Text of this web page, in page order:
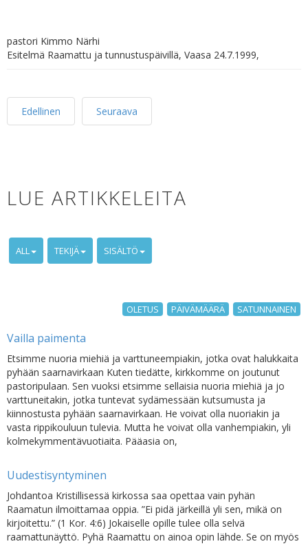
pastori Kimmo Närhi
Esitelmä Raamattu ja tunnustuspäivillä, Vaasa 24.7.1999,
Edellinen Seuraava
LUE ARTIKKELEITA
ALL TEKIJÄ SISÄLTÖ
OLETUS PÄIVÄMÄÄRÄ SATUNNAINEN
Vailla paimenta
Etsimme nuoria miehiä ja varttuneempiakin, jotka ovat halukkaita
pyhään saarnavirkaan Kuten tiedätte, kirkkomme on joutunut
pastoripulaan. Sen vuoksi etsimme sellaisia nuoria miehiä ja jo
varttuneitakin, jotka tuntevat sydämessään kutsumusta ja
kiinnostusta pyhään saarnavirkaan. He voivat olla nuoriakin ja
vasta rippikouluun tulevia. Mutta he voivat olla vanhempiakin, yli
kolmekymmentävuotiaita. Pääasia on,
Uudestisyntyminen
Johdantoa Kristillisessä kirkossa saa opettaa vain pyhän
Raamatun ilmoittamaa oppia. ”Ei pidä järkeillä yli sen, mikä on
kirjoitettu.” (1 Kor. 4:6) Jokaiselle opille tulee olla selvä
raamattunäyttö. Pyhä Raamattu on ainoa opin lähde. Se on myös